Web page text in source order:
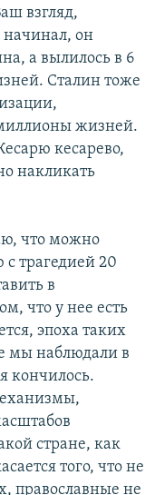
взгляд,
начинал, он
а вылилось в 6
Сталин тоже
жизней.
кесарево,
накликать
что можно
трагедией 20
в
что у нее есть
эпоха таких
мы наблюдали в
кончилось.
стране, как
того, что не
православные не